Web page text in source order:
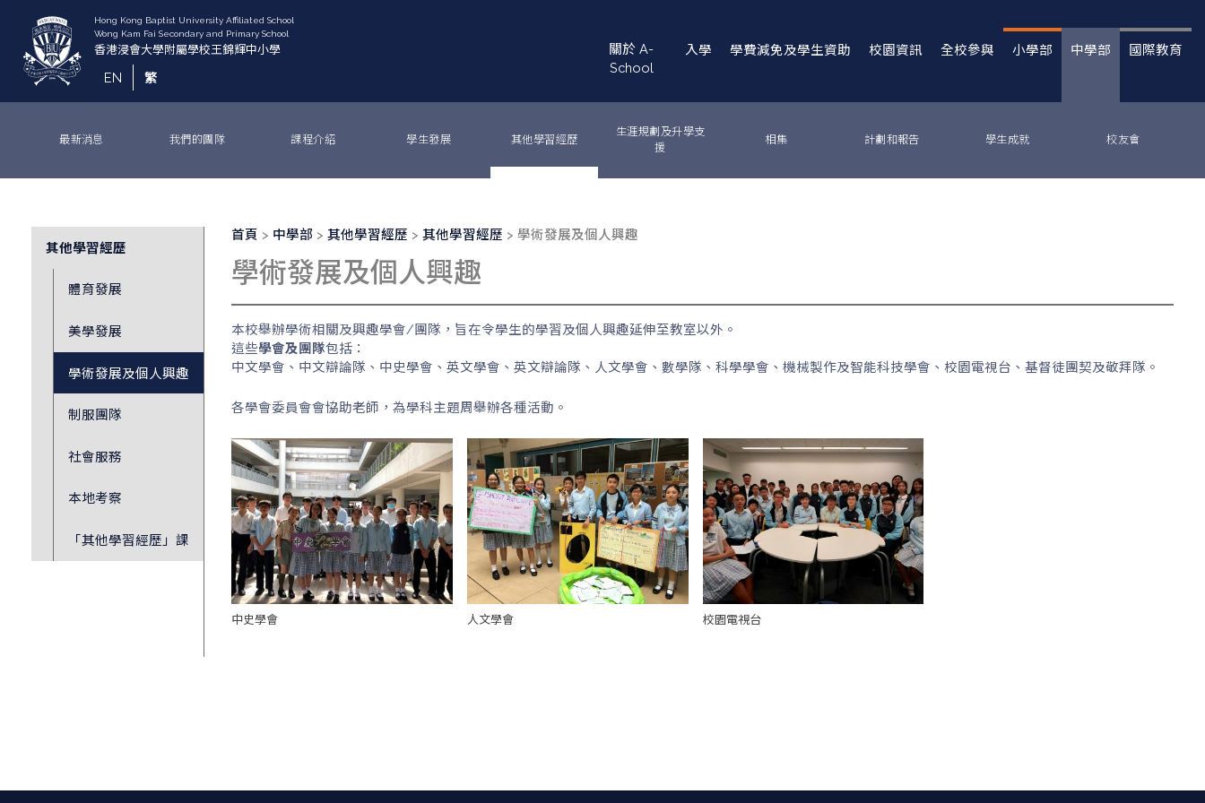
EN 繁
navigation
關於 A-
School
入學 學費減免及學生資助 校園資訊 全校參與 小學部 中學部 國際教育
最新消息 我們的團隊 課程介紹 學生發展 其他學習經歷
生涯規劃及升學支
援
相集 計劃和報告 學生成就 校友會
Sub
Menu
其他學習經歷
體育發展
美學發展
學術發展及個人興趣
制服團隊
社會服務
本地考察
「其他學習經歷」課
導
連
結
首頁 中學部 其他學習經歷 其他學習經歷 學術發展及個人興趣
學術發展及個人興趣
本校舉辦學術相關及興趣學會/團隊，旨在令學生的學習及個人興趣延伸至教室以外。
這些學會及團隊包括：
中文學會、中文辯論隊、中史學會、英文學會、英文辯論隊、人文學會、數學隊、科學學會、機械製作及智能科技學會、校園電視台、基督徒團契及敬拜隊。
各學會委員會會協助老師，為學科主題周舉辦各種活動。
中史學會 人文學會 校園電視台